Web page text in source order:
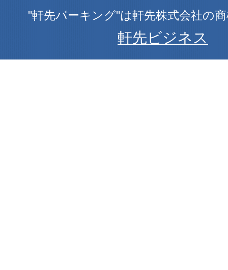
"軒先パーキング"は軒先株式会社の
軒先ビジネス